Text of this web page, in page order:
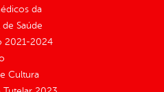
da
Saúde
2021-2024
Cultura